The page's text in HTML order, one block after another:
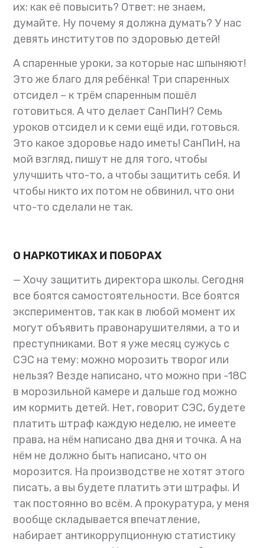
их: как её повысить? Ответ: не знаем,
думайте. Ну почему я должна думать? У нас
девять институтов по здоровью детей!
А спаренные уроки, за которые нас шпыняют!
Это же благо для ребёнка! Три спаренных
отсидел – к трём спаренным пошёл
готовиться. А что делает СанПиН? Семь
уроков отсидел и к семи ещё иди, готовься.
Это какое здоровье надо иметь! СанПиН, на
мой взгляд, пишут не для того, чтобы
улучшить что-то, а чтобы защитить себя. И
чтобы никто их потом не обвинил, что они
что-то сделали не так.
О НАРКОТИКАХ И ПОБОРАХ
— Хочу защитить директора школы. Сегодня
все боятся самостоятельности. Все боятся
экспериментов, так как в любой момент их
могут объявить правонарушителями, а то и
преступниками. Вот я уже месяц сужусь с
СЭС на тему: можно морозить творог или
нельзя? Везде написано, что можно при -18С
в морозильной камере и дальше год можно
им кормить детей. Нет, говорит СЭС, будете
платить штраф каждую неделю, не имеете
права, на нём написано два дня и точка. А на
нём не должно быть написано, что он
морозится. На производстве не хотят этого
писать, а вы будете платить эти штрафы. И
так постоянно во всём. А прокуратура, у меня
вообще складывается впечатление,
набирает антикоррупционную статистику